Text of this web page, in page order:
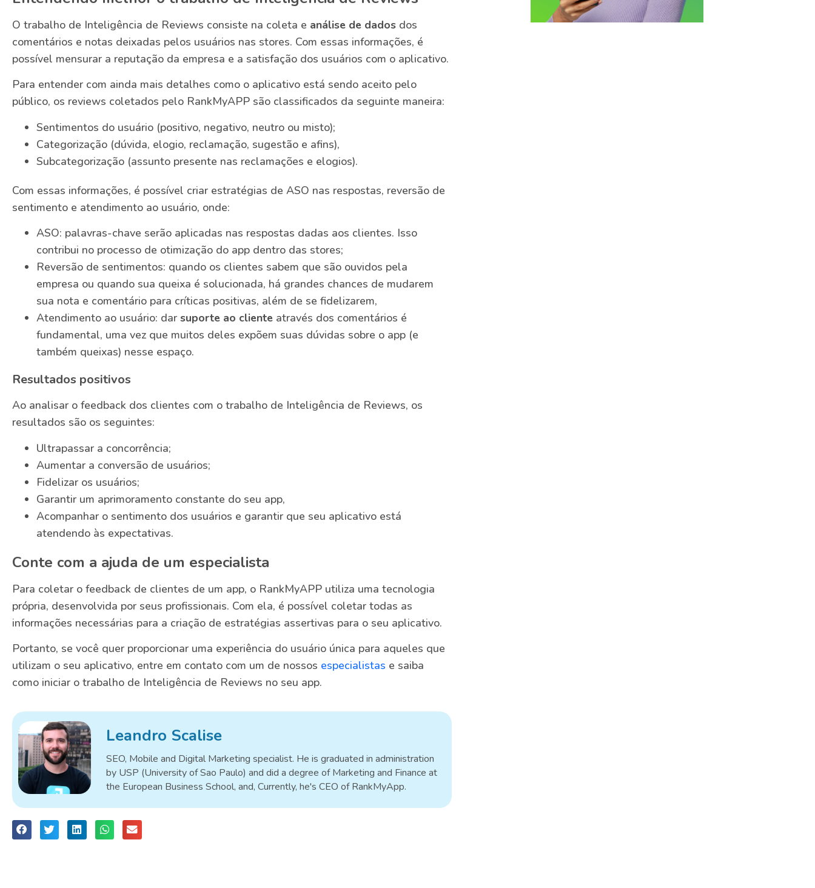
O trabalho de Inteligência de Reviews consiste na coleta e análise de dados dos
comentários e notas deixadas pelos usuários nas stores. Com essas informações, é
possível mensurar a reputação da empresa e a satisfação dos usuários com o aplicativo.
Para entender com ainda mais detalhes como o aplicativo está sendo aceito pelo
público, os reviews coletados pelo RankMyAPP são classificados da seguinte maneira:
Sentimentos do usuário (positivo, negativo, neutro ou misto);
Categorização (dúvida, elogio, reclamação, sugestão e afins),
Subcategorização (assunto presente nas reclamações e elogios).
Com essas informações, é possível criar estratégias de ASO nas respostas, reversão de
sentimento e atendimento ao usuário, onde:
ASO: palavras-chave serão aplicadas nas respostas dadas aos clientes. Isso
contribui no processo de otimização do app dentro das stores;
Reversão de sentimentos: quando os clientes sabem que são ouvidos pela
empresa ou quando sua queixa é solucionada, há grandes chances de mudarem
sua nota e comentário para críticas positivas, além de se fidelizarem,
Atendimento ao usuário: dar suporte ao cliente através dos comentários é
fundamental, uma vez que muitos deles expõem suas dúvidas sobre o app (e
também queixas) nesse espaço.
Resultados positivos
Ao analisar o feedback dos clientes com o trabalho de Inteligência de Reviews, os
resultados são os seguintes:
Ultrapassar a concorrência;
Aumentar a conversão de usuários;
Fidelizar os usuários;
Garantir um aprimoramento constante do seu app,
Acompanhar o sentimento dos usuários e garantir que seu aplicativo está
atendendo às expectativas.
Conte com a ajuda de um especialista
Para coletar o feedback de clientes de um app, o RankMyAPP utiliza uma tecnologia
própria, desenvolvida por seus profissionais. Com ela, é possível coletar todas as
informações necessárias para a criação de estratégias assertivas para o seu aplicativo.
Portanto, se você quer proporcionar uma experiência do usuário única para aqueles que
utilizam o seu aplicativo, entre em contato com um de nossos especialistas e saiba
como iniciar o trabalho de Inteligência de Reviews no seu app.
Leandro Scalise
SEO, Mobile and Digital Marketing specialist. He is graduated in administration
by USP (University of Sao Paulo) and did a degree of Marketing and Finance at
the European Business School, and, Currently, he's CEO of RankMyApp.